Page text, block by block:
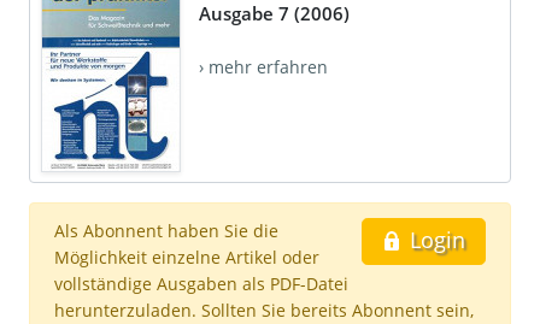
Ausgabe 7 (2006)
› mehr erfahren
Login
Als Abonnent haben Sie die
Möglichkeit einzelne Artikel oder
vollständige Ausgaben als PDF-Datei
herunterzuladen. Sollten Sie bereits Abonnent sein,